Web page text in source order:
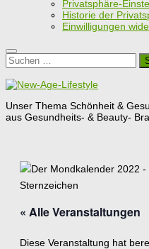
Privatsphäre-
Historie der
Einwilligungen
Suchen
nach:
Unser Thema Schönheit &
aus Gesundheits- & Beauty-
« Alle Veranstaltungen
Diese Veranstaltung hat